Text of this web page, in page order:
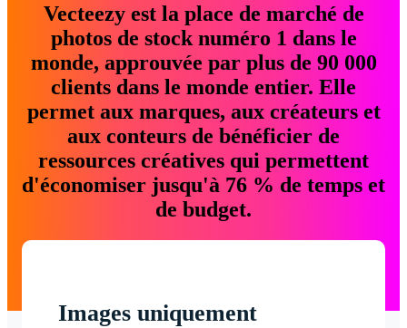
Vecteezy est la place de marché de
photos de stock numéro 1 dans le
monde, approuvée par plus de 90 000
clients dans le monde entier. Elle
permet aux marques, aux créateurs et
aux conteurs de bénéficier de
ressources créatives qui permettent
d'économiser jusqu'à 76 % de temps et
de budget.
Images uniquement